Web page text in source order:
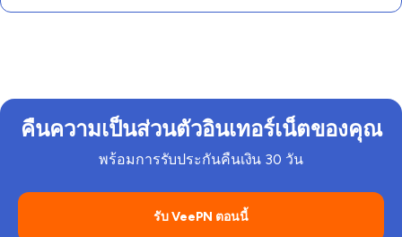
คืนความเป็นส่วนตัวอินเทอร์เน็ตของคุณ
พร้อมการรับประกันคืนเงิน 30 วัน
รับ VeePN ตอนนี้